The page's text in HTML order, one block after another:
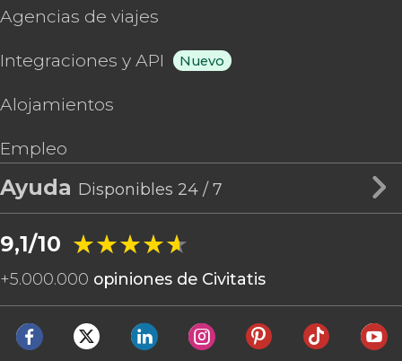
Agencias de viajes
Integraciones y API Nuevo
Alojamientos
Empleo
Ayuda Disponibles 24 / 7
9,1/10 ★★★★★
★★★★★
+5.000.000 opiniones de Civitatis